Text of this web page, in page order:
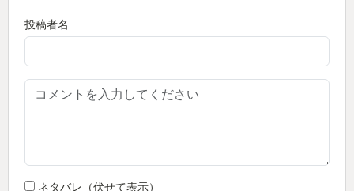
２０１７年、私は近所のGEOで何か面白いゲーム
の最新作かな？」と。ちょうど爽快感があるゲーム
ゲームを起動してすぐに気づいた。「思ってたの
と違う。これは死にゲーじゃないか。」私はすぐに
投稿者名
ネタバレ（伏せて表示）